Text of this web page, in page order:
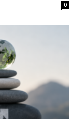
0